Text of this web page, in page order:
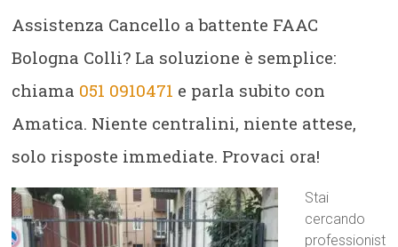
Assistenza Cancello a battente FAAC
Bologna Colli? La soluzione è semplice:
chiama 051 0910471 e parla subito con
Amatica. Niente centralini, niente attese,
solo risposte immediate. Provaci ora!
Stai
cercando
professionist